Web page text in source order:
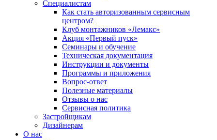
Специалистам
Как стать авторизованным сервисным
центром?
Клуб монтажников «Лемакс»
Акция «Первый пуск»
Семинары и обучение
Техническая документация
Инструкции и документы
Программы и приложения
Вопрос-ответ
Полезные материалы
Отзывы о нас
Сервисная политика
Застройщикам
Дизайнерам
О нас